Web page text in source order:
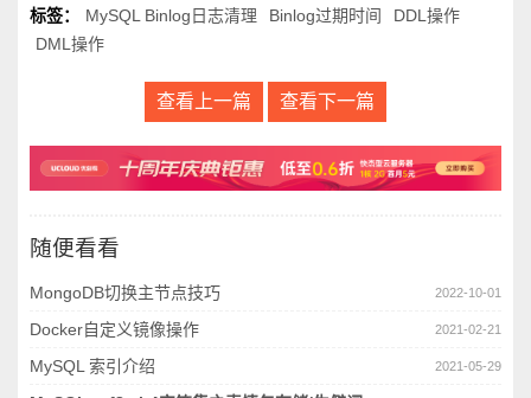
标签： MySQL Binlog日志清理 Binlog过期时间
DDL操作
DML操作
查看上一篇 查看下一篇
随便看看
2022-10-01
MongoDB切换主节点技巧
2021-02-21
Docker自定义镜像操作
2021-05-29
MySQL 索引介绍